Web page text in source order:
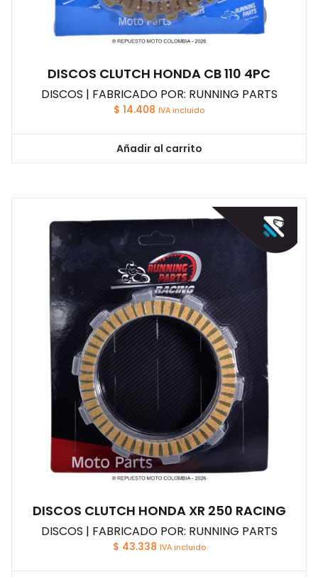
DISCOS CLUTCH HONDA CB 110 4PC
DISCOS | FABRICADO POR: RUNNING PARTS
$ 14.408 IVA incluido
Añadir al carrito
DISCOS CLUTCH HONDA XR 250 RACING
DISCOS | FABRICADO POR: RUNNING PARTS
$ 43.338 IVA incluido